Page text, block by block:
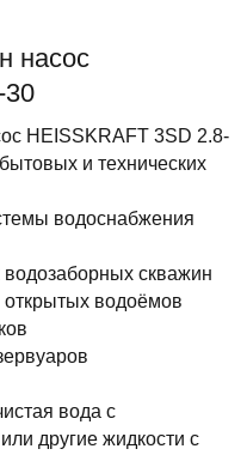
насос
30
HEISSKRAFT 3SD 2.8-
и технических
водоснабжения
скважин
водоёмов
вода с
другие жидкости с